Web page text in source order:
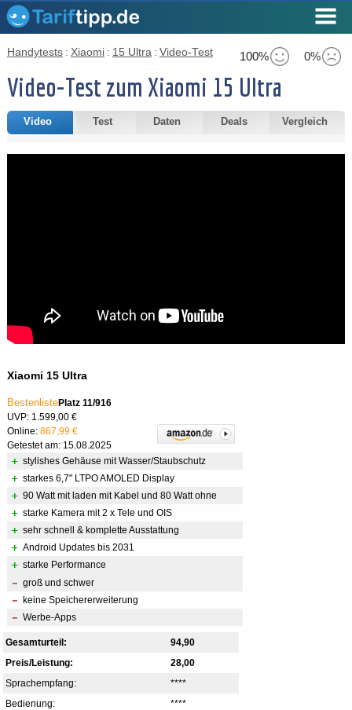
100% 0%
Handytests : Xiaomi : 15 Ultra : Video-Test
Video-Test zum Xiaomi 15 Ultra
Video Test Daten Deals Vergleich
Xiaomi 15 Ultra
BestenlistePlatz 11/916
UVP: 1.599,00 €
Online: 867,99 €
Getestet am: 15.08.2025
stylishes Gehäuse mit Wasser/Staubschutz
starkes 6,7" LTPO AMOLED Display
90 Watt mit laden mit Kabel und 80 Watt ohne
starke Kamera mit 2 x Tele und OIS
sehr schnell & komplette Ausstattung
Android Updates bis 2031
starke Performance
groß und schwer
keine Speichererweiterung
Werbe-Apps
94,90
Gesamturteil:
28,00
Preis/Leistung:
****
Sprachempfang:
****
Bedienung: